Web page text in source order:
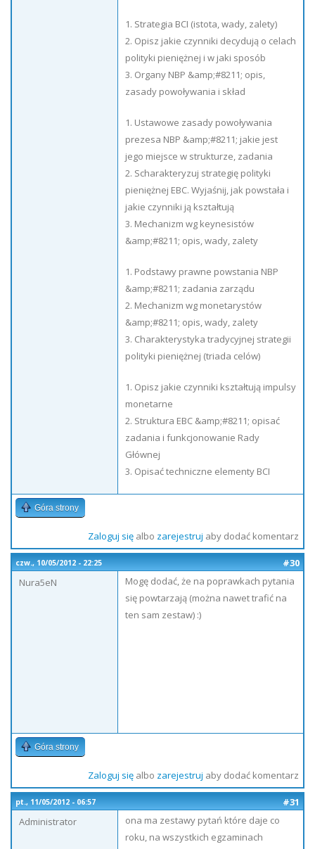
1. Strategia BCI (istota, wady, zalety)
2. Opisz jakie czynniki decydują o celach
polityki pieniężnej i w jaki sposób
3. Organy NBP &amp;#8211; opis,
zasady powoływania i skład
1. Ustawowe zasady powoływania
prezesa NBP &amp;#8211; jakie jest
jego miejsce w strukturze, zadania
2. Scharakteryzuj strategię polityki
pieniężnej EBC. Wyjaśnij, jak powstała i
jakie czynniki ją kształtują
3. Mechanizm wg keynesistów
&amp;#8211; opis, wady, zalety
1. Podstawy prawne powstania NBP
&amp;#8211; zadania zarządu
2. Mechanizm wg monetarystów
&amp;#8211; opis, wady, zalety
3. Charakterystyka tradycyjnej strategii
polityki pieniężnej (triada celów)
1. Opisz jakie czynniki kształtują impulsy
monetarne
2. Struktura EBC &amp;#8211; opisać
zadania i funkcjonowanie Rady
Głównej
3. Opisać techniczne elementy BCI
Góra strony
Zaloguj sięalbo zarejestruj aby dodać komentarz
czw., 10/05/2012 - 22:25
#30
Nura5eN
Mogę dodać, że na poprawkach pytania
się powtarzają (można nawet trafić na
ten sam zestaw) :)
Góra strony
Zaloguj sięalbo zarejestruj aby dodać komentarz
pt., 11/05/2012 - 06:57
#31
Administrator
ona ma zestawy pytań które daje co
roku, na wszystkich egzaminach